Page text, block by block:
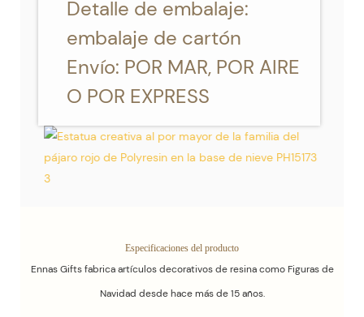
Detalle de embalaje:
embalaje de cartón
Envío: POR MAR, POR AIRE
O POR EXPRESS
Especificaciones del producto
Ennas Gifts fabrica artículos decorativos de resina como Figuras de
Navidad desde hace más de 15 años.